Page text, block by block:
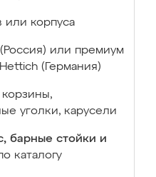
или корпуса
(Россия) или премиум
(Германия)
уголки, карусели
барные стойки и
каталогу